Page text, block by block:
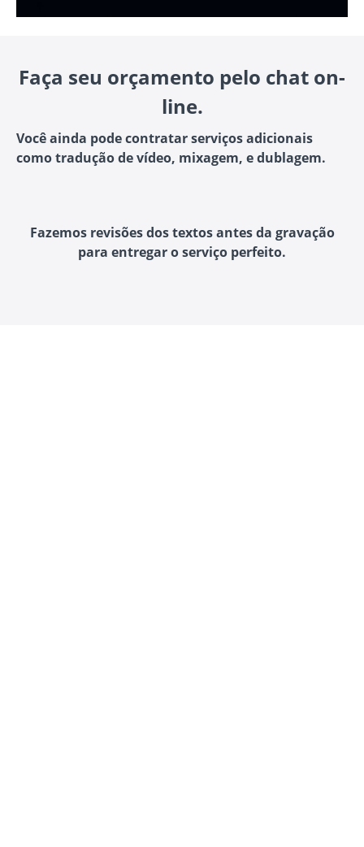
Faça seu orçamento pelo chat on-
line.
Você ainda pode contratar serviços adicionais
como tradução de vídeo, mixagem, e dublagem.
Fazemos revisões dos textos antes da gravação
para entregar o serviço perfeito.